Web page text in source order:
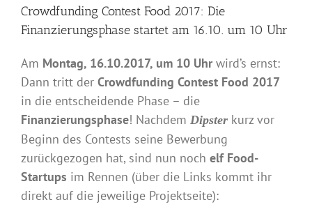
Bild
Crowdfunding Contest Food 2017: Die
Finanzierungsphase startet am 16.10. um 10 Uhr
Am Montag, 16.10.2017, um 10 Uhrwird’s ernst:
Dann tritt der Crowdfunding Contest Food 2017
in die entscheidende Phase – die
Finanzierungsphase! Nachdem Dipster kurz vor
Beginn des Contests seine Bewerbung
zurückgezogen hat, sind nun noch elf Food-
Startups im Rennen (über die Links kommt ihr
direkt auf die jeweilige Projektseite):